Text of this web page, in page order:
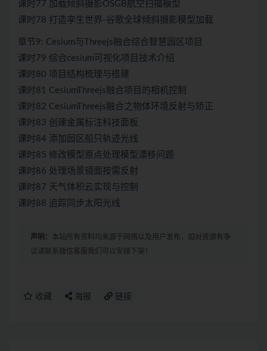
课时77 加载倾斜摄影OSGB航空扫描模型
课时78 打造孪生世界-谷歌全球倾斜摄影模型加载
章节9: Cesium与Threejs融合综合智慧园区项目
课时79 综合cesium可视化项目技术介绍
课时80 项目结构梳理与搭建
课时81 CesiumThreejs融合项目的相机控制
课时82 CesiumThreejs融合之物体环境反射与矫正
课时83 创建金属标注科技面板
课时84 添加园区船只轨迹光线
课时85 修改模型原点处理模型漂移问题
课时86 处理场景镜面按需反射
课时87 天气体积云实现与控制
课时88 追踪同步太阳光线
声明： 本站所有资料均来源于网络以及用户发布，如对资源有争
议请联系微信客服我们可以安排下架！
收藏 海报 链接